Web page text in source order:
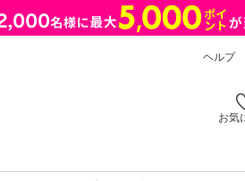
ヘルプ
お気